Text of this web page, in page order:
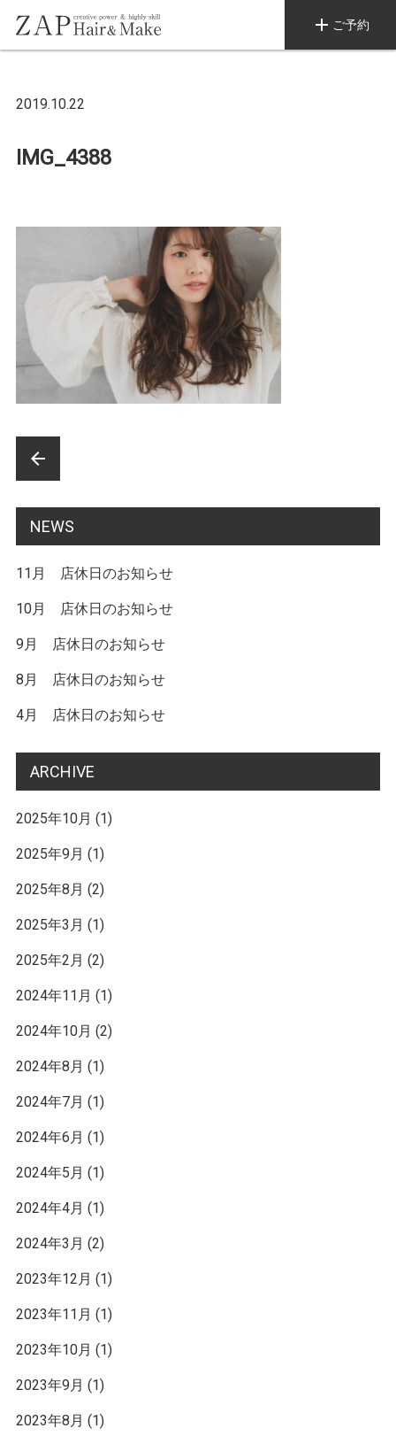
add ご予約
2019.10.22
IMG_4388
前
後
の
記
事
へ
の
リ
ン
arrow_back
NEWS
11月 店休日のお知らせ
10月 店休日のお知らせ
9月 店休日のお知らせ
8月 店休日のお知らせ
4月 店休日のお知らせ
ARCHIVE
2025年10月 (1)
2025年9月 (1)
2025年8月 (2)
2025年3月 (1)
2025年2月 (2)
2024年11月 (1)
2024年10月 (2)
2024年8月 (1)
2024年7月 (1)
2024年6月 (1)
2024年5月 (1)
2024年4月 (1)
2024年3月 (2)
2023年12月 (1)
2023年11月 (1)
2023年10月 (1)
2023年9月 (1)
2023年8月 (1)